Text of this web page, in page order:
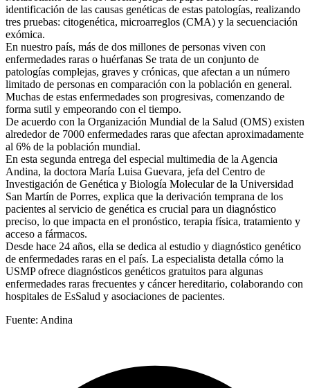
identificación de las causas genéticas de estas patologías, realizando
tres pruebas: citogenética, microarreglos (CMA) y la secuenciación
exómica.
En nuestro país, más de dos millones de personas viven con
enfermedades raras o huérfanas Se trata de un conjunto de
patologías complejas, graves y crónicas, que afectan a un número
limitado de personas en comparación con la población en general.
Muchas de estas enfermedades son progresivas, comenzando de
forma sutil y empeorando con el tiempo.
De acuerdo con la Organización Mundial de la Salud (OMS) existen
alrededor de 7000 enfermedades raras que afectan aproximadamente
al 6% de la población mundial.
En esta segunda entrega del especial multimedia de la Agencia
Andina, la doctora María Luisa Guevara, jefa del Centro de
Investigación de Genética y Biología Molecular de la Universidad
San Martín de Porres, explica que la derivación temprana de los
pacientes al servicio de genética es crucial para un diagnóstico
preciso, lo que impacta en el pronóstico, terapia física, tratamiento y
acceso a fármacos.
Desde hace 24 años, ella se dedica al estudio y diagnóstico genético
de enfermedades raras en el país. La especialista detalla cómo la
USMP ofrece diagnósticos genéticos gratuitos para algunas
enfermedades raras frecuentes y cáncer hereditario, colaborando con
hospitales de EsSalud y asociaciones de pacientes.
Fuente: Andina